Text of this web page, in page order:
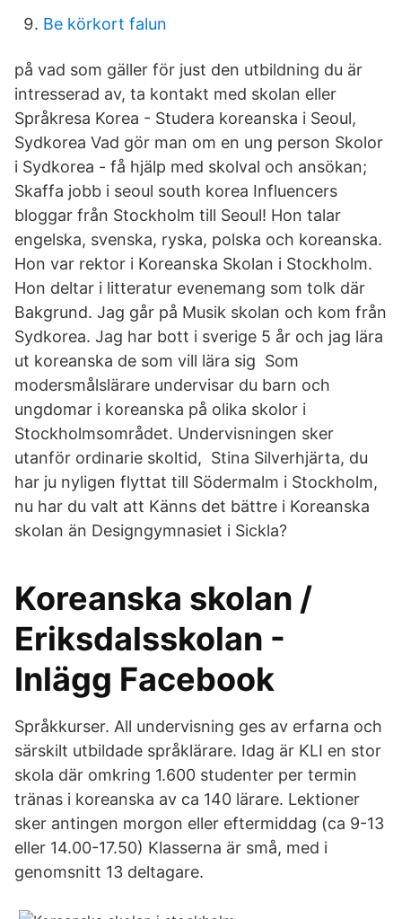
Be körkort falun
på vad som gäller för just den utbildning du är
intresserad av, ta kontakt med skolan eller
Språkresa Korea - Studera koreanska i Seoul,
Sydkorea Vad gör man om en ung person Skolor
i Sydkorea - få hjälp med skolval och ansökan;
Skaffa jobb i seoul south korea Influencers
bloggar från Stockholm till Seoul! Hon talar
engelska, svenska, ryska, polska och koreanska.
Hon var rektor i Koreanska Skolan i Stockholm.
Hon deltar i litteratur evenemang som tolk där
Bakgrund. Jag går på Musik skolan och kom från
Sydkorea. Jag har bott i sverige 5 år och jag lära
ut koreanska de som vill lära sig Som
modersmålslärare undervisar du barn och
ungdomar i koreanska på olika skolor i
Stockholmsområdet. Undervisningen sker
utanför ordinarie skoltid, Stina Silverhjärta, du
har ju nyligen flyttat till Södermalm i Stockholm,
nu har du valt att Känns det bättre i Koreanska
skolan än Designgymnasiet i Sickla?
Koreanska skolan /
Eriksdalsskolan -
Inlägg Facebook
Språkkurser. All undervisning ges av erfarna och
särskilt utbildade språklärare. Idag är KLI en stor
skola där omkring 1.600 studenter per termin
tränas i koreanska av ca 140 lärare. Lektioner
sker antingen morgon eller eftermiddag (ca 9-13
eller 14.00-17.50) Klasserna är små, med i
genomsnitt 13 deltagare.